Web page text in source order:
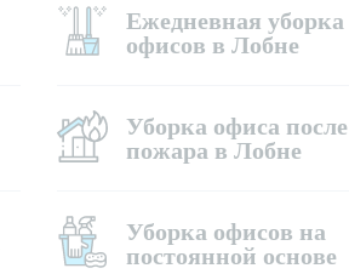
Ежедневная уборка
офисов в Лобне
Уборка офиса после
пожара в Лобне
Уборка офисов на
постоянной основе